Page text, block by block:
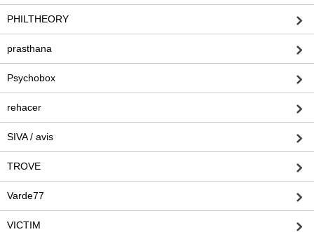
PHILTHEORY
prasthana
Psychobox
rehacer
SIVA / avis
TROVE
Varde77
VICTIM